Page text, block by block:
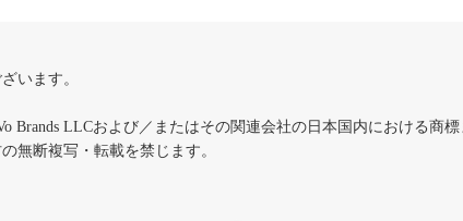
います。
Brands LLCおよび／またはその関連会社の日本国内における商標
無断複写・転載を禁じます。